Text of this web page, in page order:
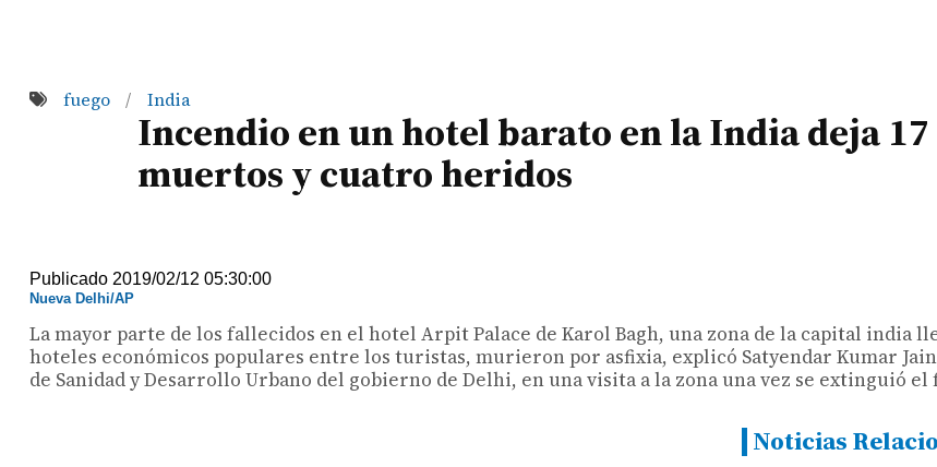
fuego / India
Incendio en un hotel barato en la India deja 17
muertos y cuatro heridos
Publicado 2019/02/12 05:30:00
Nueva Delhi/AP
La mayor parte de los fallecidos en el hotel Arpit Palace de Karol Bagh, una zona de la capital india
hoteles económicos populares entre los turistas, murieron por asfixia, explicó Satyendar Kumar
de Sanidad y Desarrollo Urbano del gobierno de Delhi, en una visita a la zona una vez se extinguió el
Noticias